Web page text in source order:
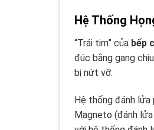
Hệ Thống
“Trái tim” của bếp
đúc bằng gang
bị nứt vỡ.
Hệ thống đánh
Magneto (đánh